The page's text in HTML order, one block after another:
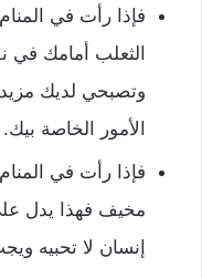
فإذا رأت في
الثعلب أمامك في
وتصبحي لديك مزيد
الأمور الخاصة بيك.
فإذا رأت في
مخيف فهذا يدل
إنسان لا تحبيه